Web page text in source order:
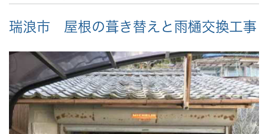
瑞浪市 屋根の葺き替えと雨樋交換工事